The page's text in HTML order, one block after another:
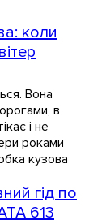
коли
Вона
в
і не
роками
кузова
гід по
613